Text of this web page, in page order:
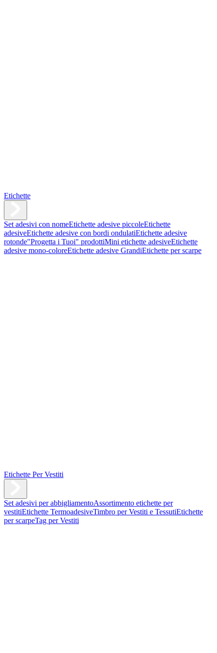
Etichette
Set adesivi con nomeEtichette adesive piccoleEtichette
adesiveEtichette adesive con bordi ondulatiEtichette adesive
rotonde"Progetta i Tuoi" prodottiMini etichette adesiveEtichette
adesive mono-coloreEtichette adesive GrandiEtichette per scarpe
Etichette Per Vestiti
Set adesivi per abbigliamentoAssortimento etichette per
vestitiEtichette TermoadesiveTimbro per Vestiti e TessutiEtichette
per scarpeTag per Vestiti